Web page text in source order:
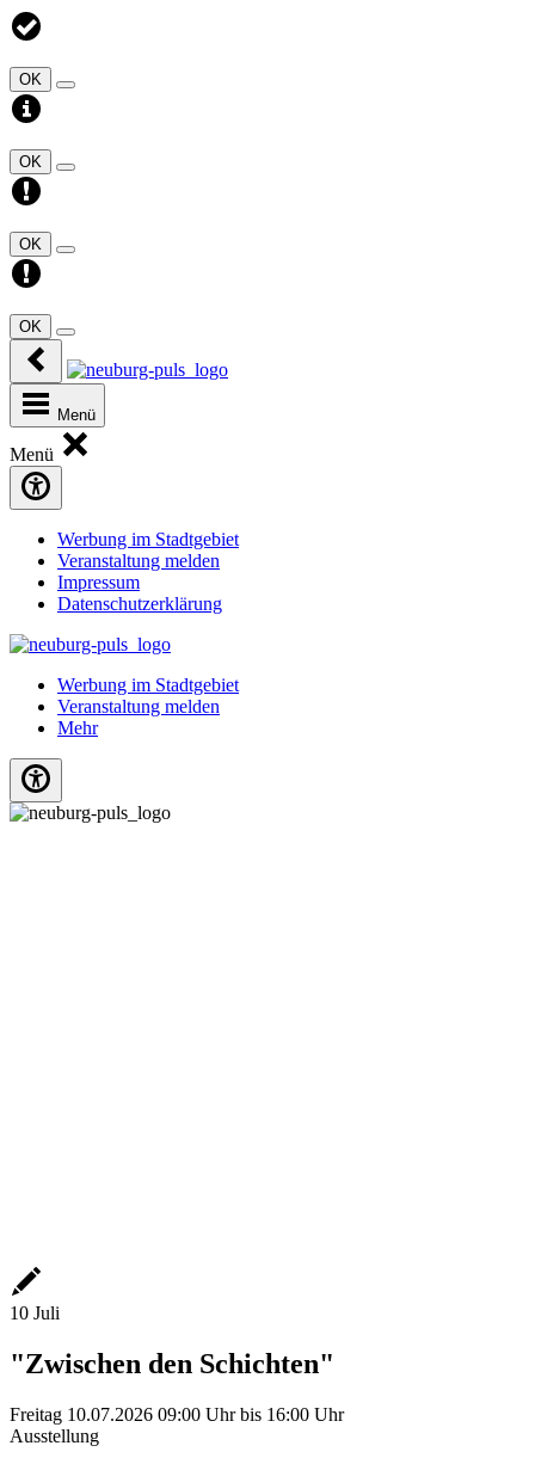
OK
OK
OK
OK
Menü
Menü
Werbung im Stadtgebiet
Veranstaltung melden
Impressum
Datenschutzerklärung
Werbung im Stadtgebiet
Veranstaltung melden
Mehr
10 Juli
"Zwischen den Schichten"
Freitag 10.07.2026 09:00 Uhrbis 16:00 Uhr
Ausstellung